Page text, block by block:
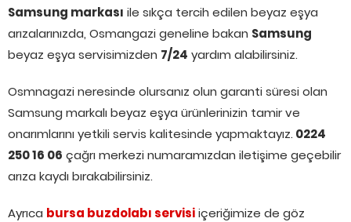
Samsung markası ile sıkça tercih edilen beyaz eşya
arızalarınızda, Osmangazi geneline bakan Samsung
beyaz eşya servisimizden 7/24 yardım alabilirsiniz.
Osmnagazi neresinde olursanız olun garanti süresi olan
Samsung markalı beyaz eşya ürünlerinizin tamir ve
onarımlarını yetkili servis kalitesinde yapmaktayız. 0224
250 16 06 çağrı merkezi numaramızdan iletişime geçebilir
arıza kaydı bırakabilirsiniz.
Ayrıca bursa buzdolabı servisiiçeriğimize de göz